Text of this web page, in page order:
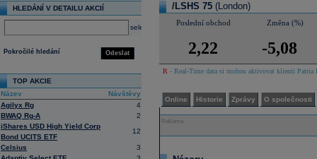
HLEDÁNÍ V DETAILU AKCIÍ
select
Odeslat
Pokročilé hledání
TOP AKCIE
Název
Návštěvy
Agilyx Rg
4
BWAQ Rg-A
2
iShares USD High Yield Corp
Bond UCITS ETF
12
Celsius
3
/LSHS 75 (London)
Poslední obchod Změna (%)
2,22 -5,08
R - Real-Time data si mohou aktivovat klienti
Online Historie Zprávy O společnosti
Reklama